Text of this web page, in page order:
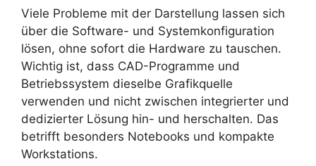
Viele Probleme mit der Darstellung lassen sich
über die Software- und Systemkonfiguration
lösen, ohne sofort die Hardware zu tauschen.
Wichtig ist, dass CAD-Programme und
Betriebssystem dieselbe Grafikquelle
verwenden und nicht zwischen integrierter und
dedizierter Lösung hin- und herschalten. Das
betrifft besonders Notebooks und kompakte
Workstations.